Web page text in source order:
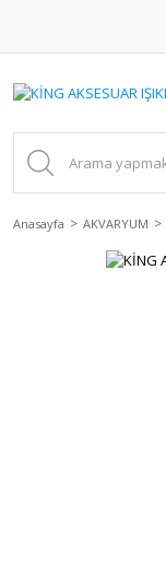
Anasayfa AKVARYUM